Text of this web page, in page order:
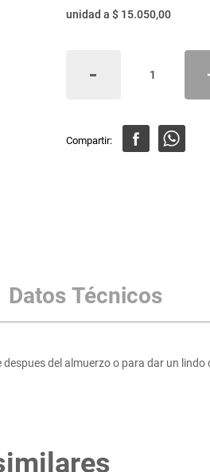
unidad a $ 15.050,00
Datos Técnicos
del almuerzo o para dar un lindo